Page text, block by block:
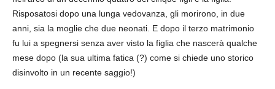
Risposatosi dopo una lunga vedovanza, gli morirono, in due
anni, sia la moglie che due neonati. E dopo il terzo matrimonio
fu lui a spegnersi senza aver visto la figlia che nascerà qualche
mese dopo (la sua ultima fatica (?) come si chiede uno storico
disinvolto in un recente saggio!)